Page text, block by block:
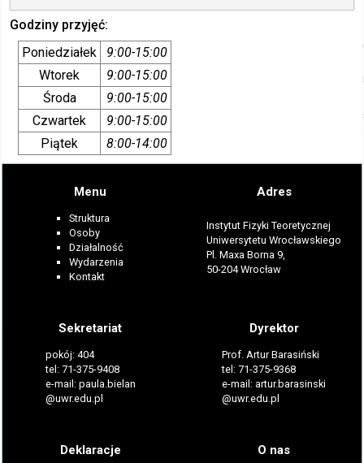
Godziny przyjęć
Poniedziałek
9:00-15:00
Wtorek
9:00-15:00
Środa
9:00-15:00
Czwartek
9:00-15:00
Piątek
8:00-14:00
Menu
Struktura
Osoby
Działalność
Wydarzenia
Kontakt
Adres
Instytut Fizyki Teoretycznej
Uniwersytetu Wrocławskiego
Pl. Maxa Borna 9,
50-204 Wrocław
Sekretariat
pokój: 404
tel: 71-375-9408
e-mail: paula.bielan
@uwr.edu.pl
Dyrektor
Prof. Artur Barasiński
tel: 71-375-9368
e-mail: artur.barasinski
@uwr.edu.pl
Deklaracje O nas